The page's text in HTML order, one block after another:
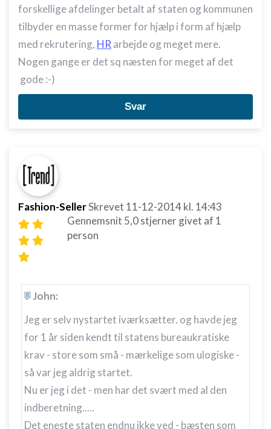
forskellige afdelinger betalt af staten og kommunen
tilbyder en masse former for hjælp i form af hjælp
med rekrutering, HR arbejde og meget mere.
Nogen gange er det sq næsten for meget af det
gode :-)
Svar
Fashion-SellerSkrevet 11-12-2014kl. 14:43
Gennemsnit 5,0stjerner givet af 1
person
John:
Jeg er selv nystartet iværksætter. og havde jeg
for 1 år siden kendt til statens bureaukratiske
krav - store som små - mærkelige som ulogiske -
så var jeg aldrig startet.
Nu er jeg i det - men har det svært med al den
indberetning.....
Det eneste staten endnu ikke ved - bæsten som